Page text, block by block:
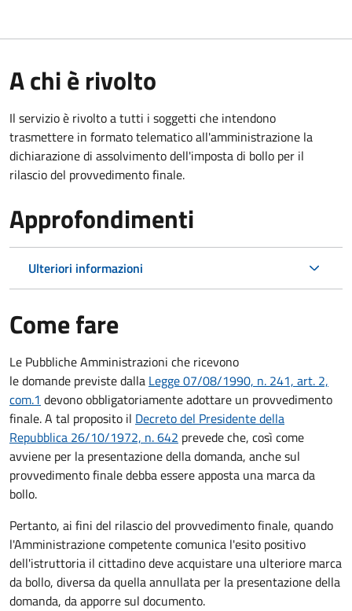
A chi è rivolto
Il servizio è rivolto a tutti i soggetti che intendono
trasmettere in formato telematico all'amministrazione la
dichiarazione di assolvimento dell'imposta di bollo per il
rilascio del provvedimento finale.
Approfondimenti
Ulteriori informazioni
Come fare
Le Pubbliche Amministrazioni che ricevono
le domande previste dalla Legge 07/08/1990, n. 241, art. 2,
com.1 devono obbligatoriamente adottare un provvedimento
finale. A tal proposito il Decreto del Presidente della
Repubblica 26/10/1972, n. 642 prevede che, così come
avviene per la presentazione della domanda, anche sul
provvedimento finale debba essere apposta una marca da
bollo.
Pertanto, ai fini del rilascio del provvedimento finale, quando
l'Amministrazione competente comunica l'esito positivo
dell'istruttoria il cittadino deve acquistare una ulteriore marca
da bollo, diversa da quella annullata per la presentazione della
domanda, da apporre sul documento.